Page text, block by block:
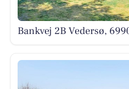
Bankvej 2B Vedersø,